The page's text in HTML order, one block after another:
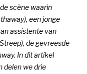
scène waarin
een jonge
assistente van
de gevreesde
In dit artikel
delen we drie